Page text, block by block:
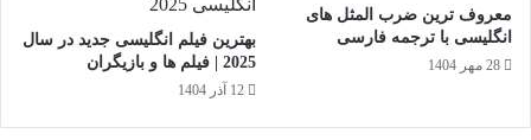
معروف ترین ضرب المثل های
انگلیسی با ترجمه فارسی
28 مهر 1404
بهترین فیلم انگلیسی جدید در سال
2025 | فیلم ها و بازیگران
12 آذر 1404